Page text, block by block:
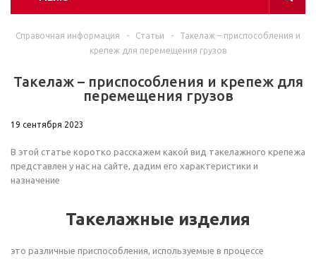
Справочная информация - Статьи -
Такелаж – приспособления и
крепеж для перемещения грузов
Такелаж – приспособления и крепеж для
перемещения грузов
19 сентября 2023
В этой статье коротко расскажем какой вид такелажного крепежа
представлен у нас на сайте, дадим его характеристики и
назначение
Такелажные изделия
это различные приспособления, используемые в процессе